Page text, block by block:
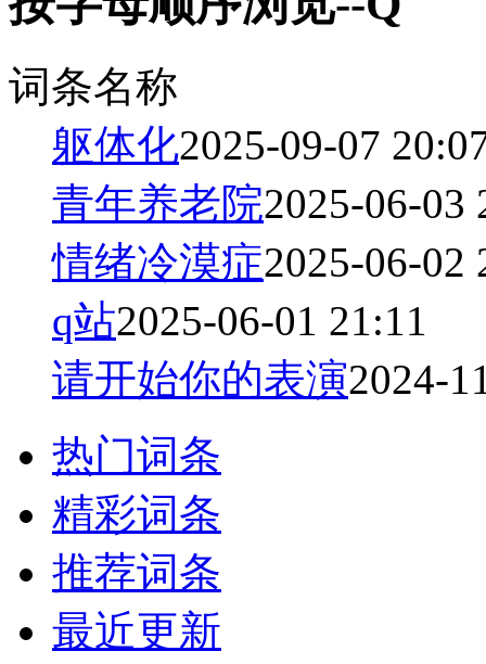
词条名称
躯体化2025-09-07
青年养老院2025-06-03
情绪冷漠症2025-06-02
q站2025-06-01 21:11
请开始你的表演2024-
热门词条
精彩词条
推荐词条
最近更新